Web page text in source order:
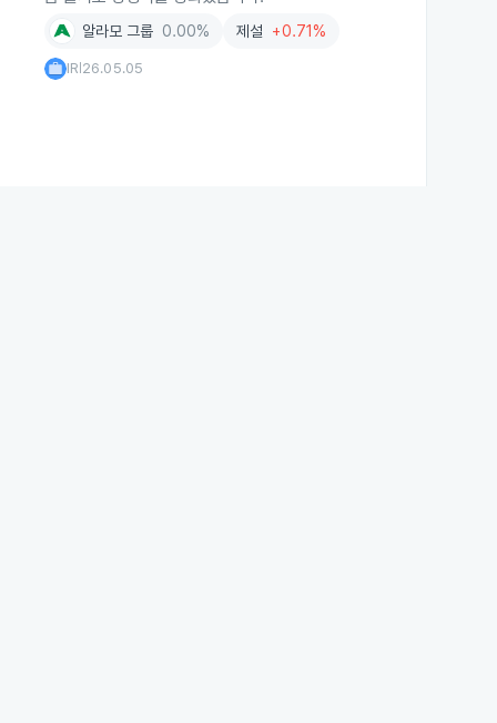
알라모 그룹 0.00% 제설 +0.71%
IR 26.05.05